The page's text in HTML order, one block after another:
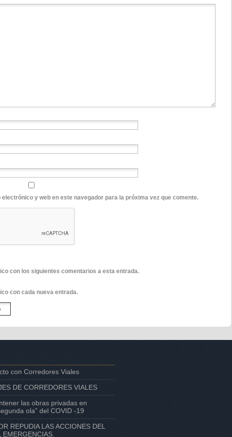
y web en este navegador para la próxima vez que comente.
con los siguientes comentarios a esta entrada.
con cada nueva entrada.
con Corredores Viales
DE CORREDORES VIALES
las obras privadas en
ola” del COVID -19
REPUDIA LAS ACCIONES DEL
EMERGENCIAS.